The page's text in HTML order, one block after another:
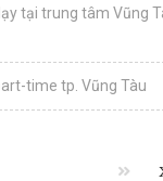
tại trung tâm Vũng
time tp. Vũng Tàu